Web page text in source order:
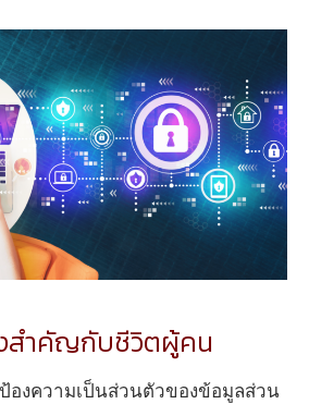
งสำคัญกับชีวิตผู้คน
องความเป็นส่วนตัวของข้อมูลส่วน